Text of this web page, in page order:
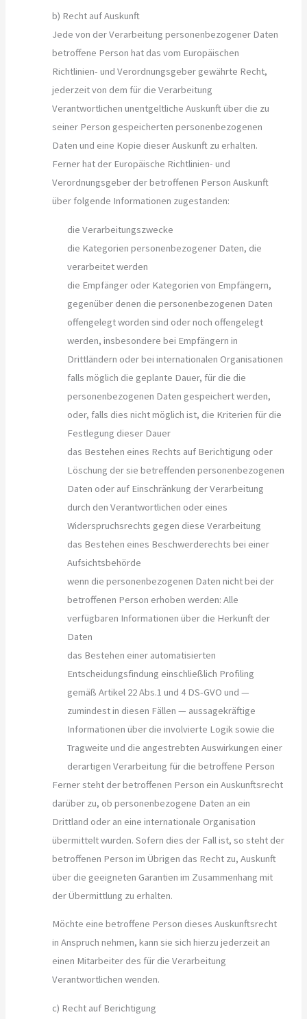
b) Recht auf Auskunft
Jede von der Verarbeitung personenbezogener Daten
betroffene Person hat das vom Europäischen
Richtlinien- und Verordnungsgeber gewährte Recht,
jederzeit von dem für die Verarbeitung
Verantwortlichen unentgeltliche Auskunft über die zu
seiner Person gespeicherten personenbezogenen
Daten und eine Kopie dieser Auskunft zu erhalten.
Ferner hat der Europäische Richtlinien- und
Verordnungsgeber der betroffenen Person Auskunft
über folgende Informationen zugestanden:
die Verarbeitungszwecke
die Kategorien personenbezogener Daten, die
verarbeitet werden
die Empfänger oder Kategorien von Empfängern,
gegenüber denen die personenbezogenen Daten
offengelegt worden sind oder noch offengelegt
werden, insbesondere bei Empfängern in
Drittländern oder bei internationalen Organisationen
falls möglich die geplante Dauer, für die die
personenbezogenen Daten gespeichert werden,
oder, falls dies nicht möglich ist, die Kriterien für die
Festlegung dieser Dauer
das Bestehen eines Rechts auf Berichtigung oder
Löschung der sie betreffenden personenbezogenen
Daten oder auf Einschränkung der Verarbeitung
durch den Verantwortlichen oder eines
Widerspruchsrechts gegen diese Verarbeitung
das Bestehen eines Beschwerderechts bei einer
Aufsichtsbehörde
wenn die personenbezogenen Daten nicht bei der
betroffenen Person erhoben werden: Alle
verfügbaren Informationen über die Herkunft der
Daten
das Bestehen einer automatisierten
Entscheidungsfindung einschließlich Profiling
gemäß Artikel 22 Abs.1 und 4 DS-GVO und —
zumindest in diesen Fällen — aussagekräftige
Informationen über die involvierte Logik sowie die
Tragweite und die angestrebten Auswirkungen einer
derartigen Verarbeitung für die betroffene Person
Ferner steht der betroffenen Person ein Auskunftsrecht
darüber zu, ob personenbezogene Daten an ein
Drittland oder an eine internationale Organisation
übermittelt wurden. Sofern dies der Fall ist, so steht der
betroffenen Person im Übrigen das Recht zu, Auskunft
über die geeigneten Garantien im Zusammenhang mit
der Übermittlung zu erhalten.
Möchte eine betroffene Person dieses Auskunftsrecht
in Anspruch nehmen, kann sie sich hierzu jederzeit an
einen Mitarbeiter des für die Verarbeitung
Verantwortlichen wenden.
c) Recht auf Berichtigung